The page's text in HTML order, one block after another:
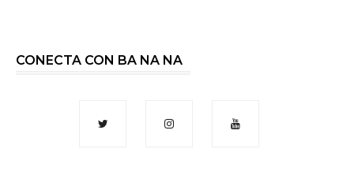
CONECTA CON BA NA NA